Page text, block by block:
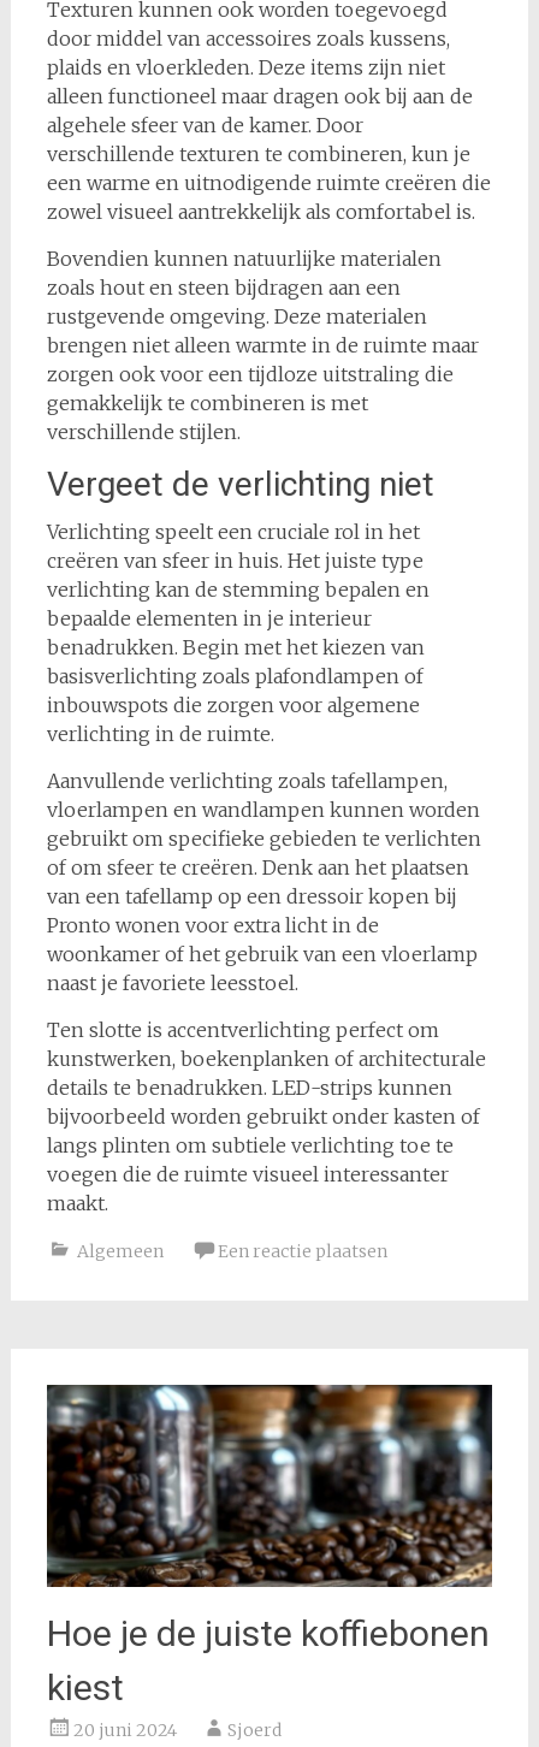
Texturen kunnen ook worden toegevoegd
door middel van accessoires zoals kussens,
plaids en vloerkleden. Deze items zijn niet
alleen functioneel maar dragen ook bij aan de
algehele sfeer van de kamer. Door
verschillende texturen te combineren, kun je
een warme en uitnodigende ruimte creëren die
zowel visueel aantrekkelijk als comfortabel is.
Bovendien kunnen natuurlijke materialen
zoals hout en steen bijdragen aan een
rustgevende omgeving. Deze materialen
brengen niet alleen warmte in de ruimte maar
zorgen ook voor een tijdloze uitstraling die
gemakkelijk te combineren is met
verschillende stijlen.
Vergeet de verlichting niet
Verlichting speelt een cruciale rol in het
creëren van sfeer in huis. Het juiste type
verlichting kan de stemming bepalen en
bepaalde elementen in je interieur
benadrukken. Begin met het kiezen van
basisverlichting zoals plafondlampen of
inbouwspots die zorgen voor algemene
verlichting in de ruimte.
Aanvullende verlichting zoals tafellampen,
vloerlampen en wandlampen kunnen worden
gebruikt om specifieke gebieden te verlichten
of om sfeer te creëren. Denk aan het plaatsen
van een tafellamp op een dressoir kopen bij
Pronto wonen voor extra licht in de
woonkamer of het gebruik van een vloerlamp
naast je favoriete leesstoel.
Ten slotte is accentverlichting perfect om
kunstwerken, boekenplanken of architecturale
details te benadrukken. LED-strips kunnen
bijvoorbeeld worden gebruikt onder kasten of
langs plinten om subtiele verlichting toe te
voegen die de ruimte visueel interessanter
maakt.
Algemeen Een reactie plaatsen
Hoe je de juiste koffiebonen
kiest
20 juni 2024 Sjoerd